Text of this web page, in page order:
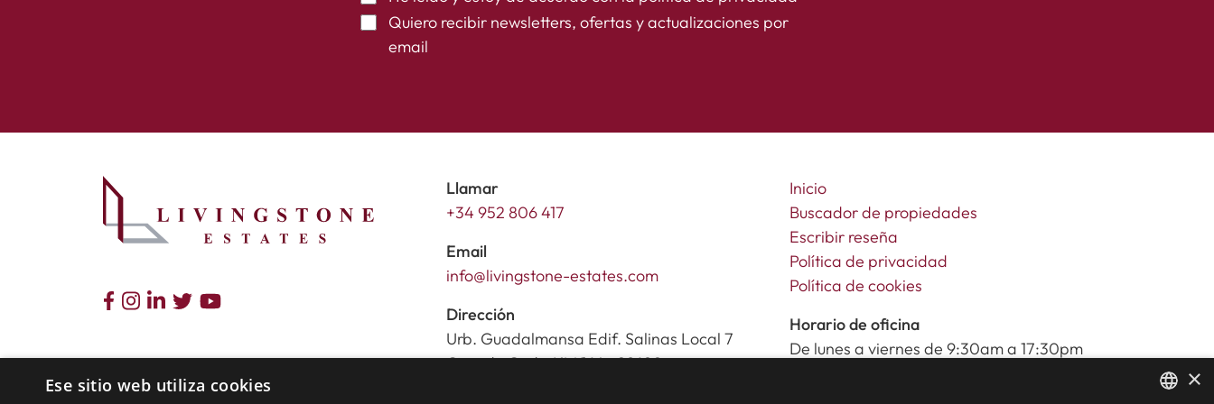
Quiero recibir newsletters, ofertas y actualizaciones por
email
Llamar
+34 952 806 417
Email
info@livingstone-estates.com
Dirección
Urb. Guadalmansa Edif. Salinas Local 7
Ctra. de Cadiz KM 164 , 29680
Inicio
Buscador de propiedades
Escribir reseña
Política de privacidad
Política de cookies
Horario de oficina
De lunes a viernes de 9:30am a 17:30pm
×
Ese sitio web utiliza cookies